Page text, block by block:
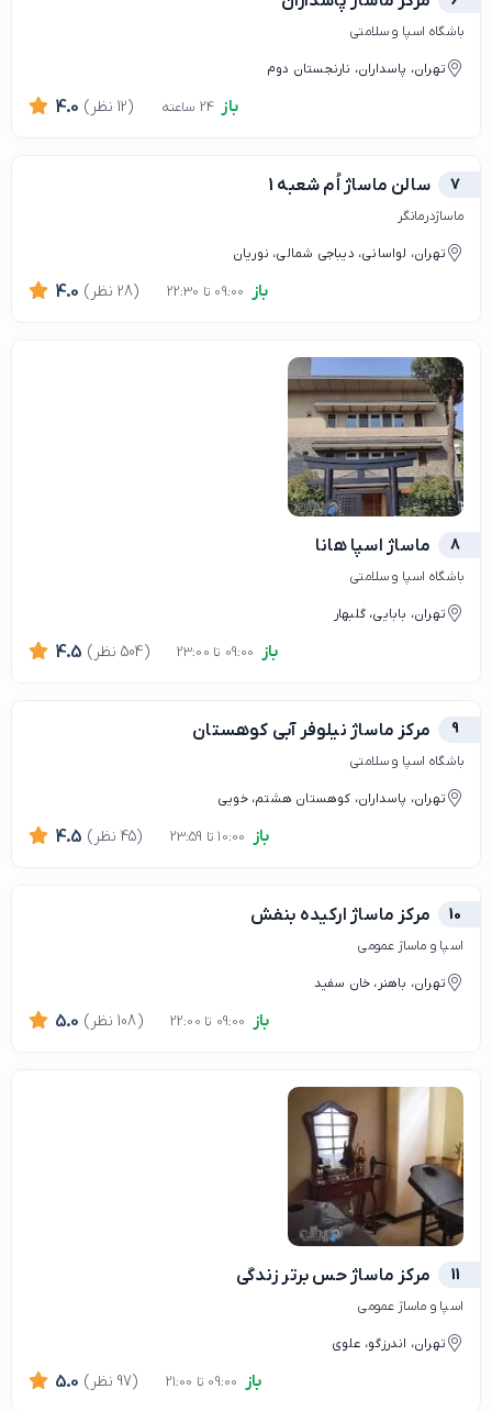
باشگاه اسپا و سلامتی
تهران، پاسداران، نارنجستان دوم
باز 4.0 (12 نظر)
7 سالن ماساژ اُم شعبه 1
ماساژدرمانگر
تهران، لواسانی، دیباجی شمالی، نوریان
باز 4.0 (28 نظر)
8 ماساژ اسپا هانا
باشگاه اسپا و سلامتی
تهران، بابایی، گلبهار
باز 4.5 (504 نظر)
9 مرکز ماساژ نیلوفر آبی کوهستان
باشگاه اسپا و سلامتی
تهران، پاسداران، کوهستان هشتم، خویی
باز 4.5 (45 نظر)
10 مرکز ماساژ ارکیده بنفش
اسپا و ماساژ عمومی
تهران، باهنر، خان سفید
باز 5.0 (108 نظر)
11 مرکز ماساژ حس برتر زندگی
اسپا و ماساژ عمومی
تهران، اندرزگو، علوی
باز 5.0 (97 نظر)